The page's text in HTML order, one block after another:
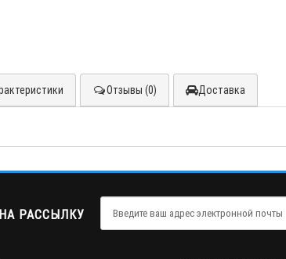
Отзывы (0) Доставка
РАССЫЛКУ